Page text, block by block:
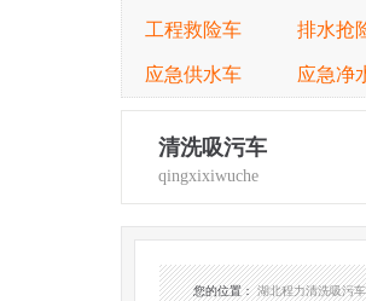
工程救险车 排水抢
应急供水车 应急净
清洗吸污车
qingxixiwuche
您的位置：湖北程力清洗吸污